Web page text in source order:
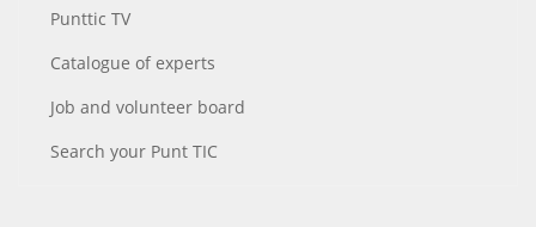
Punttic TV
Catalogue of experts
Job and volunteer board
Search your Punt TIC